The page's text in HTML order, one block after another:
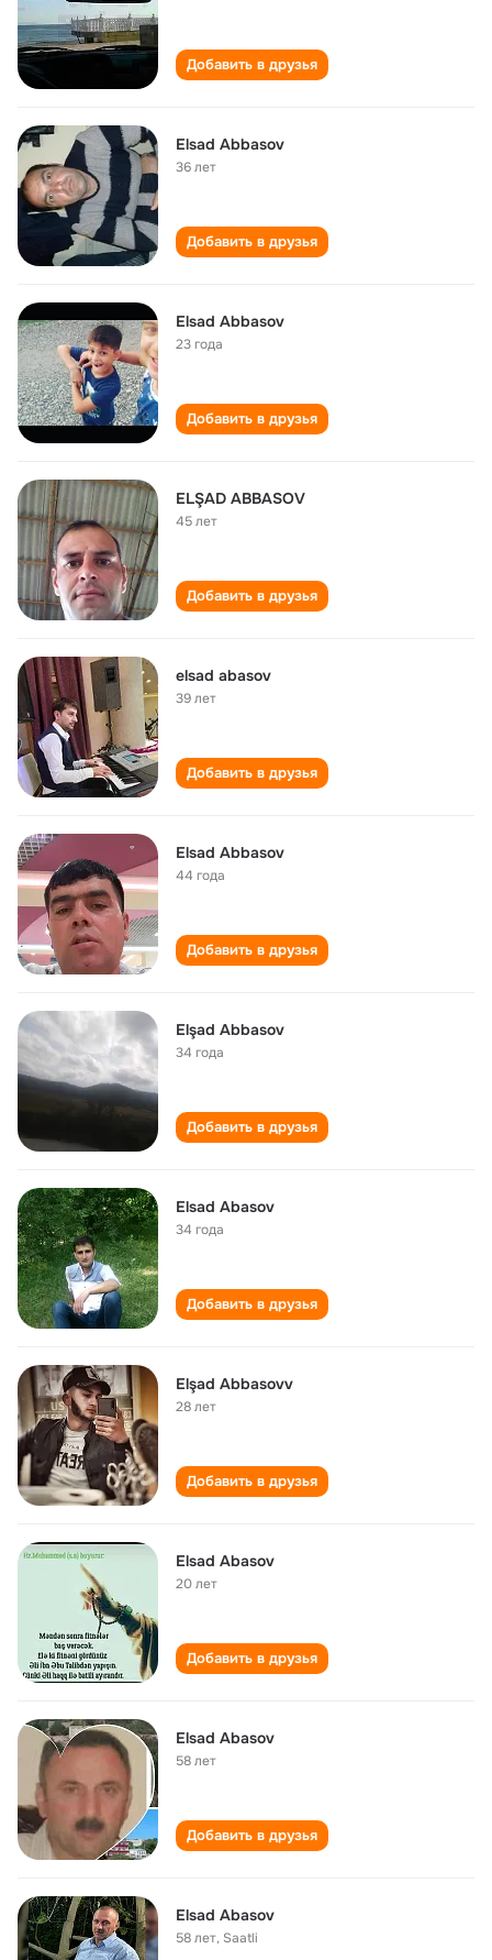
Добавить в друзья
Elsad Abbasov
36 лет
Добавить в друзья
Elsad Abbasov
23 года
Добавить в друзья
ELŞAD ABBASOV
45 лет
Добавить в друзья
elsad abasov
39 лет
Добавить в друзья
Elsad Abbasov
44 года
Добавить в друзья
Elşad Abbasov
34 года
Добавить в друзья
Elsad Abasov
34 года
Добавить в друзья
Elşad Abbasovv
28 лет
Добавить в друзья
Elsad Abasov
20 лет
Добавить в друзья
Elsad Abasov
58 лет
Добавить в друзья
Elsad Abasov
58 лет, Saatli